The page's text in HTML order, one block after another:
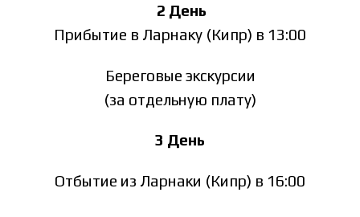
2 День
Прибытие в Ларнаку (Кипр) в 13:00
Береговые экскурсии
(за отдельную плату)
3 День
Отбытие из Ларнаки (Кипр) в 16:00